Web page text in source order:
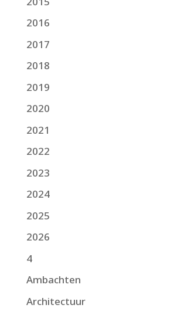
2016
2017
2018
2019
2020
2021
2022
2023
2024
2025
2026
4
Ambachten
Architectuur